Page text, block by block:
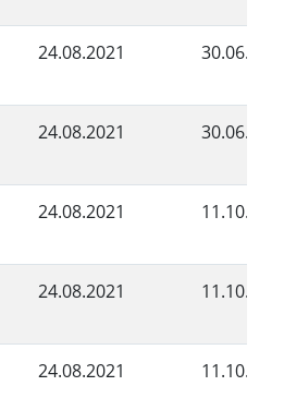
24.08.2021
24.08.2021
24.08.2021
24.08.2021
24.08.2021